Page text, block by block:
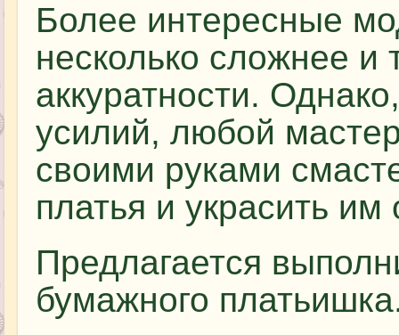
Более интересные
несколько сложнее и
аккуратности.
усилий, любой
своими руками
платья и украсить им
Предлагается
бумажного